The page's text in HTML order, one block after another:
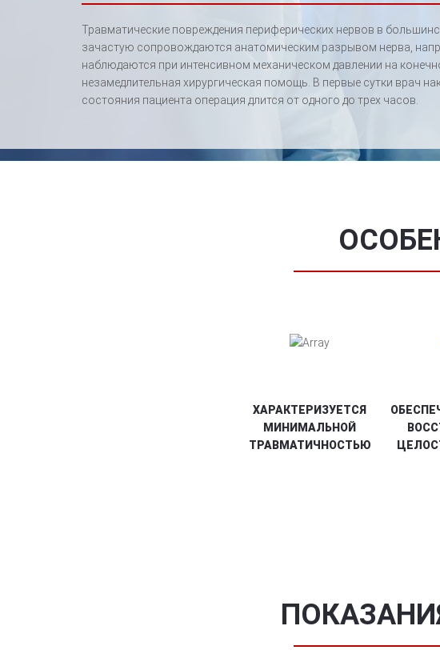
Травматические повреждения периферических нервов в
зачастую сопровождаются анатомическим разрывом нерва,
наблюдаются при интенсивном механическом давлении на
незамедлительная хирургическая помощь. В первые сутки врач
состояния пациента операция длится от одного до трех часов.
ХАРАКТЕРИЗУЕТСЯ
МИНИМАЛЬНОЙ
ТРАВМАТИЧНОСТЬЮ